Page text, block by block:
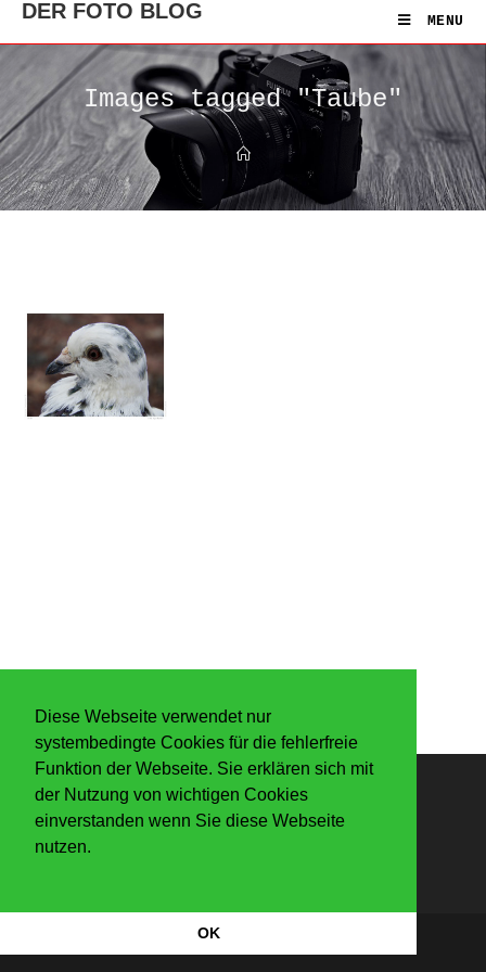
Diese Webseite verwendet nur
systembedingte Cookies für die fehlerfreie
Funktion der Webseite. Sie erklären sich mit
der Nutzung von wichtigen Cookies
einverstanden wenn Sie diese Webseite
nutzen.
OK
DER FOTO BLOG MENU
Images tagged "Taube"
Anmelden
Datenschutzerkärung